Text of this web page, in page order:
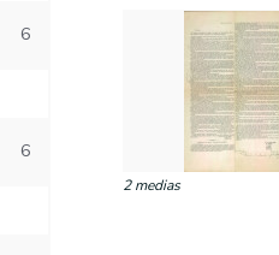
6
6
2 medias